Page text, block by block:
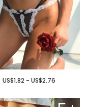
US$1.82 - US$2.76